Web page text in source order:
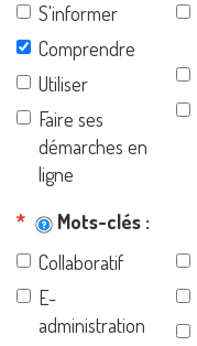
S'informer
Comprendre
Utiliser
Faire ses
démarches en
ligne
Mots-clés
Collaboratif
E-
administration